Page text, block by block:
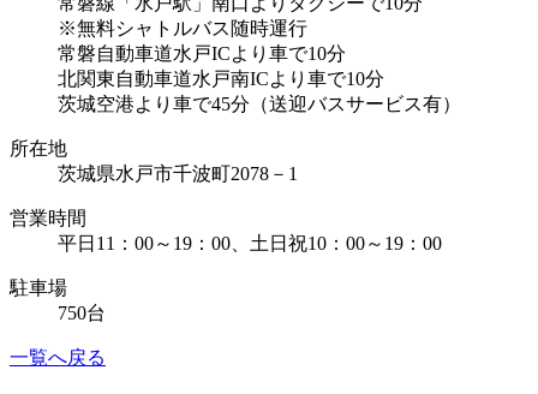
※無料シャトルバス随時運行
常磐自動車道水戸ICより車で10分
北関東自動車道水戸南ICより車で10分
茨城空港より車で45分（送迎バスサービス有）
所在地
茨城県水戸市千波町2078－1
営業時間
平日11：00～19：00、土日祝10：00～19：00
駐車場
750台
一覧へ戻る